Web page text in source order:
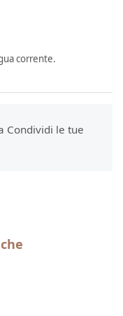
corrente.
Condividi le tue